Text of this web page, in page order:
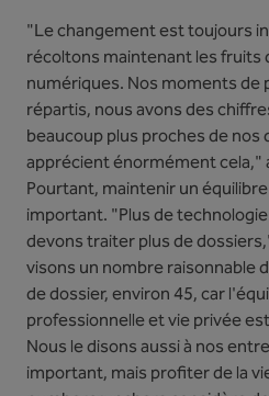
"Le changement est toujours
récoltons maintenant les fruits
numériques. Nos moments de
répartis, nous avons des
beaucoup plus proches de nos
apprécient énormément cela,"
Pourtant, maintenir un
important. "Plus de
devons traiter plus de
visons un nombre raisonnable
de dossier, environ 45, car
professionnelle et vie privée
Nous le disons aussi à nos
important, mais profiter de la